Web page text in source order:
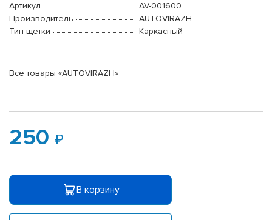
Артикул
AV-001600
Производитель
AUTOVIRAZH
Тип щетки
Каркасный
Все товары «AUTOVIRAZH»
250
В корзину